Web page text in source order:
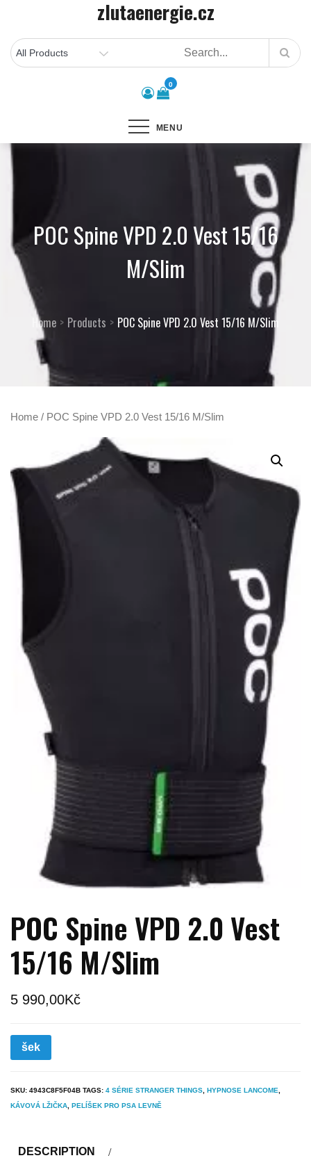
content
zlutaenergie.cz
0
MENU
POC Spine VPD 2.0 Vest 15/16
M/Slim
Home Products POC Spine VPD 2.0 Vest 15/16 M/Slim
Home / POC Spine VPD 2.0 Vest 15/16 M/Slim
POC Spine VPD 2.0 Vest
15/16 M/Slim
5 990,00Kč
šek
SKU: 4943C8F5F04B TAGS: 4 SÉRIE STRANGER THINGS HYPNOSE LANCOME
KÁVOVÁ LŽIČKA PELÍŠEK PRO PSA LEVNĚ
DESCRIPTION